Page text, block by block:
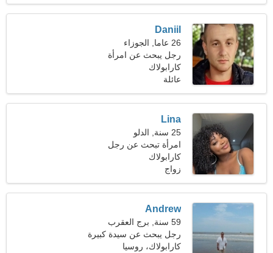
Daniil
26 عاما, الجوزاء
رجل يبحث عن امرأة
كارابولاك
عائلة
Lina
25 سنة, الدلو
امرأة تبحث عن رجل
كارابولاك
زواج
Andrew
59 سنة, برج العقرب
رجل يبحث عن سيدة كبيرة
51-55
كارابولاك، روسيا